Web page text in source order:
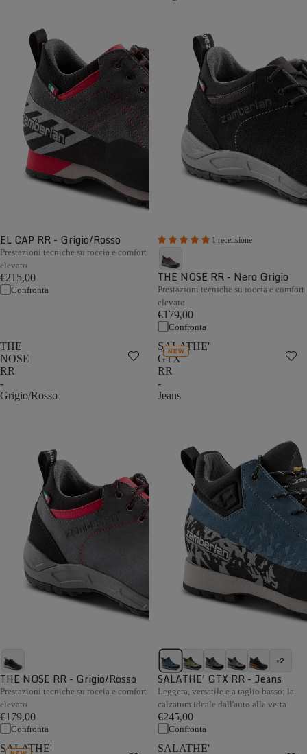
EL CAP RR - Grigio/Rosso
Prestazioni tecniche su roccia e comfort
elevato
€215,00
Confronta
1 recensione
THE NOSE RR - Nero Grigio
Prestazioni tecniche su roccia e comfort
elevato
€179,00
Confronta
THE
NOSE
RR
-
Grigio/Rosso
THE NOSE RR - Grigio/Rosso
Prestazioni tecniche su roccia e comfort
elevato
€179,00
Confronta
SALATHE'
GTX
RR
-
Jeans
NEW
+2
SALATHE' GTX RR - Jeans
Leggera, versatile e a taglio basso: la
calzatura ideale dall'auto alla vetta
€245,00
Confronta
SALATHE'
SALATHE'